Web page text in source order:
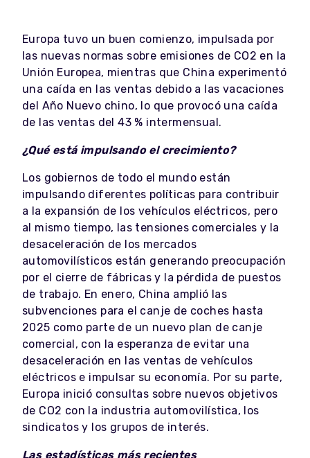
Europa tuvo un buen comienzo, impulsada por
las nuevas normas sobre emisiones de CO2 en la
Unión Europea, mientras que China experimentó
una caída en las ventas debido a las vacaciones
del Año Nuevo chino, lo que provocó una caída
de las ventas del 43 % intermensual.
¿Qué está impulsando el crecimiento?
Los gobiernos de todo el mundo están
impulsando diferentes políticas para contribuir
a la expansión de los vehículos eléctricos, pero
al mismo tiempo, las tensiones comerciales y la
desaceleración de los mercados
automovilísticos están generando preocupación
por el cierre de fábricas y la pérdida de puestos
de trabajo. En enero, China amplió las
subvenciones para el canje de coches hasta
2025 como parte de un nuevo plan de canje
comercial, con la esperanza de evitar una
desaceleración en las ventas de vehículos
eléctricos e impulsar su economía. Por su parte,
Europa inició consultas sobre nuevos objetivos
de CO2 con la industria automovilística, los
sindicatos y los grupos de interés.
Las estadísticas más recientes